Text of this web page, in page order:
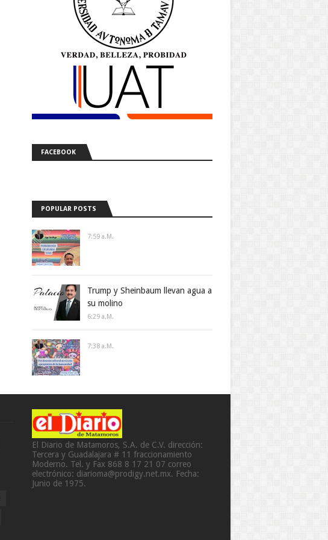
FACEBOOK
POPULAR POSTS
7:59 A.m.
Trump y Sheinbaum llevan agua a
su molino
6:29 A.m.
7:38 A.m.
El Diario de Matamoros, S.A. de C.V. dirección:
Tercera y Guadalajara # 11 fraccionamiento
Moderno. Tel. y Fax 868 8 17 21 07 correo
electrónico: diarioma@prodigy.net.mx. Fecha:
Junio de 1975.